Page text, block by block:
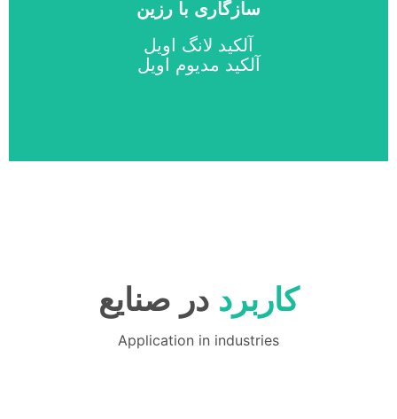
سازگاری با رزین
آلکید لانگ اویل
آلکید مدیوم اویل
Resin Compatibility
Medium Oil Alkyd
کاربرد در صنایع
Application in industries